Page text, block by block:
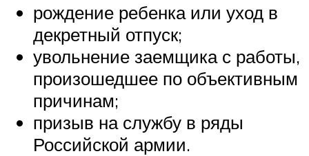
рождение ребенка или уход в
декретный отпуск;
увольнение заемщика с работы,
произошедшее по объективным
причинам;
призыв на службу в ряды
Российской армии.